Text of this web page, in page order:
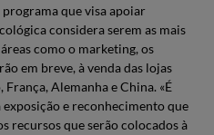
que visa apoiar
considera serem as mais
como o marketing, os
em breve, à venda das lojas
Alemanha e China. «É
e reconhecimento que
recursos que serão colocados à